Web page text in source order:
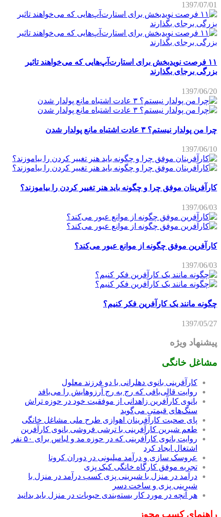
1397/07/01
۱۱ فرصت نویدبخش برای استارت‌آپ‌هایی که می‌خواهند تاثیر
بزرگی برجای بگذارند
1397/06/20
چرا من پولدار نیستم؟ ۳ عادت اشتباه مانع پولدار شدن
1397/06/10
کارآفرینان موفق چرا و چگونه باید هنر تغییر کردن را بیاموزند؟
1397/06/03
کارآفرین موفق چگونه از موانع عبور می‌کند؟
1397/06/03
چگونه مانند یک کارآفرین فکر کنیم؟
1397/05/27
پیشنهاد ویژه
مشاغل خانگی
کارآفرینی بانوی دهلرانی با دو فرزند معلول
روایت قالی‌بافی که رج به رج آرزوهایش را می‌بافد
بانوی کارآفرین زاهدانی از موفقیت خود در حوزه تراش
سنگ‌های قیمتی می‌گوید
پای صحبت کارآفرینان اهوازی طرح ملی مشاغل خانگی
طعم شیرین کارآفرینی با ترشی فروشی بانوی کارآفرین
روایت بانوی کارآفرینی که در حوزه مد و لباس برای ۵۰ نفر
اشتغال ایجاد کرد
عروسک سازی و درآمد میلیونی در دوران کرونا
تجربه موفق کارگاه خانگی کیک پزی
درآمد در منزل با شیرینی پزی کسب درآمد در منزل با
شیرینی پزی و ساخت دسر
هر آنچه در مورد کار بسته‌بندی حبوبات در منزل باید بدانید
راهنمای کسب مجوز